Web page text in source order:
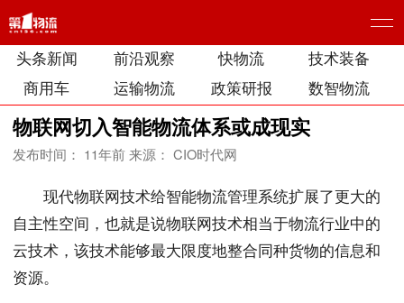
头条新闻 前沿观察 快物流
技术装备
商用车
运输物流 政策研报 数智物流
物联网切入智能物流体系或成现实
发布时间： 11年前来源： CIO时代网
现代物联网技术给智能物流管理系统扩展了更大的
自主性空间，也就是说物联网技术相当于物流行业中的
云技术，该技术能够最大限度地整合同种货物的信息和
资源。